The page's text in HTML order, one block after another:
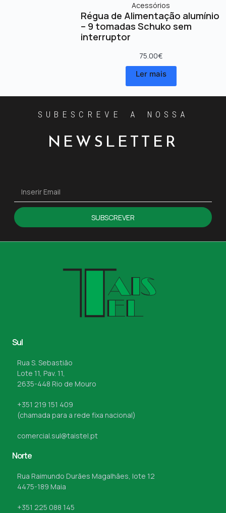
Acessórios
Régua de Alimentação alumínio
– 9 tomadas Schuko sem
interruptor
75.00€
Ler mais
SUBESCREVE A NOSSA
NEWSLETTER
SUBSCREVER
Sul
Rua S. Sebastião
Lote 11, Pav. 11,
2635-448 Rio de Mouro
+351 219 151 409
(chamada para a rede fixa nacional)
comercial.sul@taistel.pt
Norte
Rua Raimundo Durães Magalhães, lote 12
4475-189 Maia
+351 225 088 145